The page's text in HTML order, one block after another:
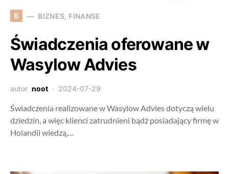
B BIZNES, FINANSE
Świadczenia oferowane w
Wasylow Advies
autor noot 2024-07-29
Świadczenia realizowane w Wasylow Advies dotyczą wielu
dziedzin, a więc klienci zatrudnieni bądź posiadający firmę w
Holandii wiedzą,…